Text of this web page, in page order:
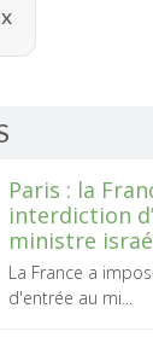
Paris : la
interdiction
ministre
La France a
d'entrée au mi...